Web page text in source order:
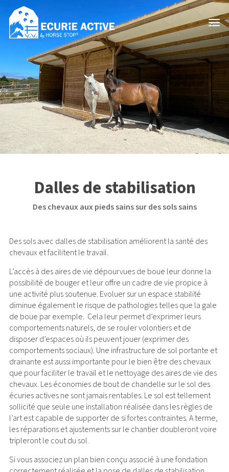
Dalles de stabilisation
Des chevaux aux pieds sains sur des sols sains
Des sols avec dalles de stabilisation améliorent la santé des
chevaux et facilitent le travail.
L’accès à des aires de vie dépourvues de boue leur donne la
possibilité de bouger et leur offre un cadre de vie propice à
une activité plus soutenue. Evoluer sur un espace stabilité
diminue également le risque de pathologies telles que la gale
de boue par exemple. Cela leur permet d’exprimer leurs
comportements naturels, de se rouler volontiers et de
disposer d’espaces où ils peuvent jouer (exprimer des
comportements sociaux). Une infrastructure de sol portante et
drainante est aussi importante pour le bien être des chevaux
que pour faciliter le travail et le nettoyage des aires de vie des
chevaux. Les économies de bout de chandelle sur le sol des
écuries actives ne sont jamais rentables. Le sol est tellement
sollicité que seule une installation réalisée dans les règles de
l’art est capable de supporter de si fortes contraintes. A terme,
les réparations et ajustements sur le chantier doubleront voire
tripleront le cout du sol.
Si vous associez un plan bien conçu associé à une fondation